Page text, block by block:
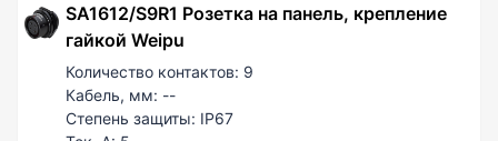
SA1612/S9R1 Розетка на панель, крепление
гайкой Weipu
Количество контактов: 9
Кабель, мм: --
Степень защиты: IP67